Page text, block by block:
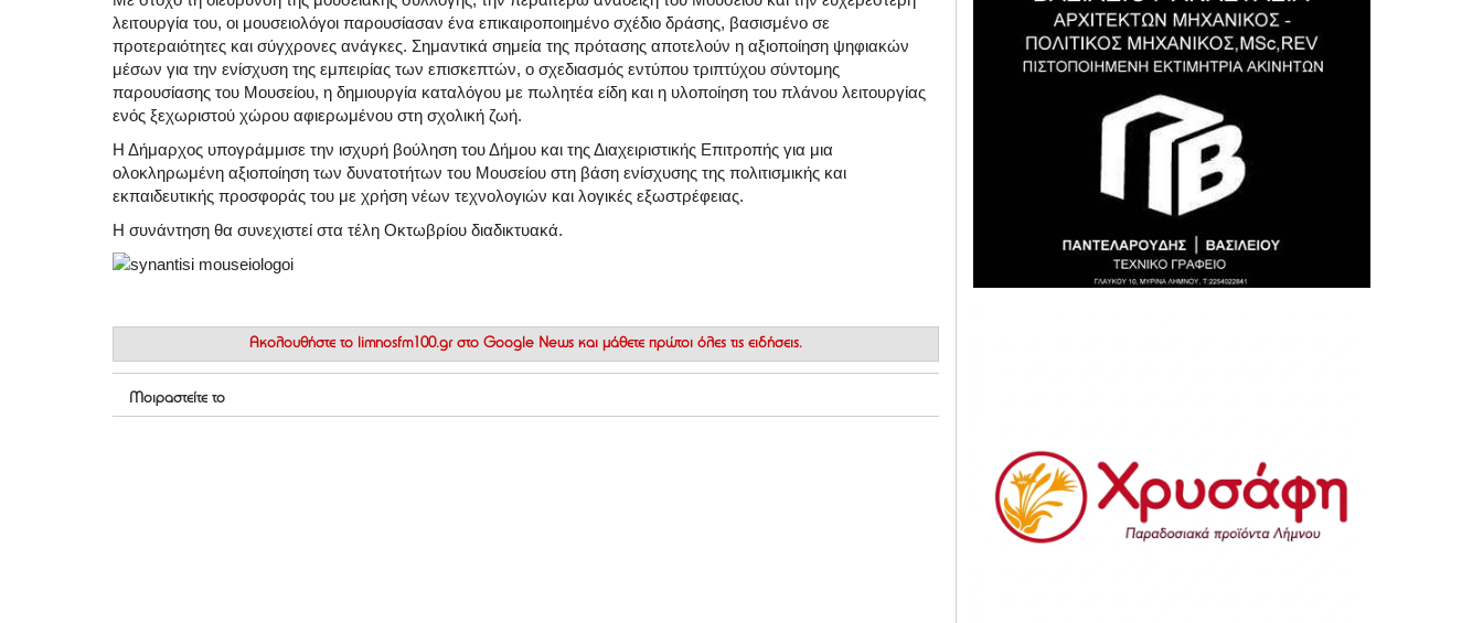
λειτουργία του, οι μουσειολόγοι παρουσίασαν ένα επικαιροποιημένο σχέδιο δράσης, βασισμένο σε
προτεραιότητες και σύγχρονες ανάγκες. Σημαντικά σημεία της πρότασης αποτελούν η αξιοποίηση ψηφιακών
μέσων για την ενίσχυση της εμπειρίας των επισκεπτών, ο σχεδιασμός εντύπου τριπτύχου σύντομης
παρουσίασης του Μουσείου, η δημιουργία καταλόγου με πωλητέα είδη και η υλοποίηση του πλάνου λειτουργίας
ενός ξεχωριστού χώρου αφιερωμένου στη σχολική ζωή.
Η Δήμαρχος υπογράμμισε την ισχυρή βούληση του Δήμου και της Διαχειριστικής Επιτροπής για μια
ολοκληρωμένη αξιοποίηση των δυνατοτήτων του Μουσείου στη βάση ενίσχυσης της πολιτισμικής και
εκπαιδευτικής προσφοράς του με χρήση νέων τεχνολογιών και λογικές εξωστρέφειας.
Η συνάντηση θα συνεχιστεί στα τέλη Οκτωβρίου διαδικτυακά.
Ακολουθήστε το limnosfm100.gr στο Google News και μάθετε πρώτοι όλες τις ειδήσεις.
Μοιραστείτε το